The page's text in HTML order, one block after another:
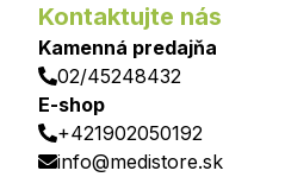
Kontaktujte nás
Kamenná predajňa
02/45248432
E-shop
+421902050192
info@medistore.sk